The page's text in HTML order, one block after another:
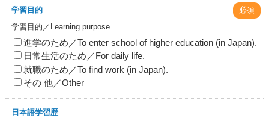
学習目的
必須
学習目的／Learning purpose
進学のため／To enter school of higher education (in Japan).
日常生活のため／For daily life.
就職のため／To find work (in Japan).
その 他／Other
日本語学習歴